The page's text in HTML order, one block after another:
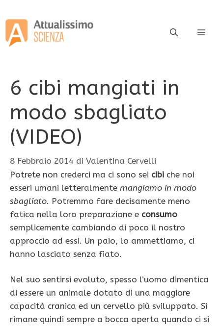
al
contenuto
6 cibi mangiati in
modo sbagliato
(VIDEO)
8 Febbraio 2014 di Valentina Cervelli
Potrete non crederci ma ci sono sei cibi che noi
esseri umani letteralmente mangiamo in modo
sbagliato. Potremmo fare decisamente meno
fatica nella loro preparazione e consumo
semplicemente cambiando di poco il nostro
approccio ad essi. Un paio, lo ammettiamo, ci
hanno lasciato senza fiato.
Nel suo sentirsi evoluto, spesso l’uomo dimentica
di essere un animale dotato di una maggiore
capacità cranica ed un cervello più sviluppato. Si
rimane quindi sempre a bocca aperta quando ci si